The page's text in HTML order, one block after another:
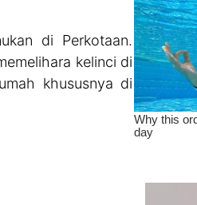
di Perkotaan.
kelinci di
khususnya di